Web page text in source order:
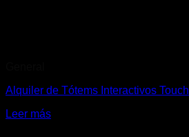
Alquiler de Tótems Interactivos Touch
Leer más